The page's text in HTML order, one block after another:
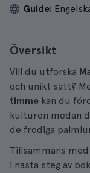
Guide:
Översikt
Vill du utforska
och unikt sätt?
timme kan du
kulturen medan
de frodiga
Tillsammans med
i nästa steg av